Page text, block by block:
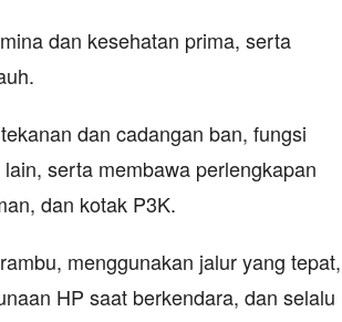
dan kesehatan prima, serta
dan cadangan ban, fungsi
serta membawa perlengkapan
dan kotak P3K.
menggunakan jalur yang tepat,
HP saat berkendara, dan selalu